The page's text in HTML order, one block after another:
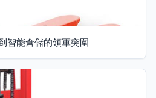
智能倉儲的領軍突圍